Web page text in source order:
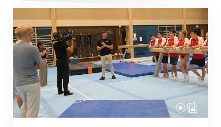
Mit klaren Zielen nach Zagreb